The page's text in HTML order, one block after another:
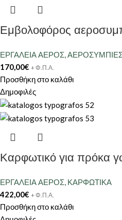
Εμβολοφόρος
ΕΡΓΑΛΕΙΑ ΑΕΡΟΣ,
170,00€ + Φ.Π.Α.
Προσθήκη στο καλάθι
Δημοφιλές
Καρφωτικό για πρόκα
ΕΡΓΑΛΕΙΑ ΑΕΡΟΣ, ΚΑΡΦΩΤΙΚΑ
422,00€ + Φ.Π.Α.
Προσθήκη στο καλάθι